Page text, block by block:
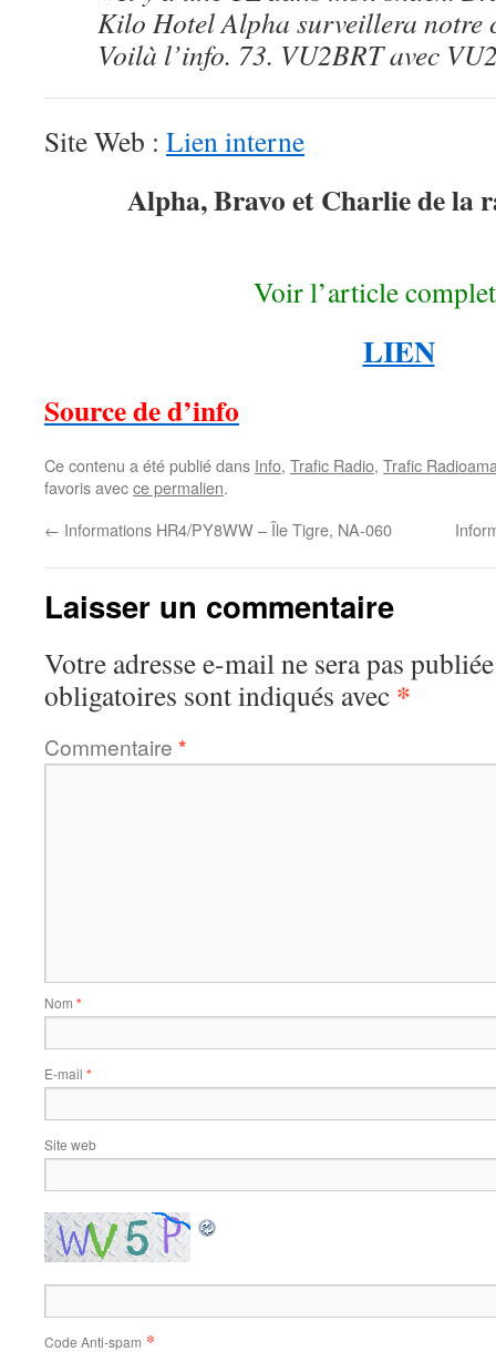
Kilo Hotel Alpha surveillera notre
Voilà l’info. 73. VU2BRT avec
Site Web : Lien interne
Alpha, Bravo et Charlie de la
Voir l’article
LIEN
Source de d’info
Ce contenu a été publié dans Info, Trafic Radio, Trafic
favoris avecce permalien.
← Informations HR4/PY8WW – Île Tigre, NA-060
Laisser un commentaire
Votre adresse e-mail ne sera pas
obligatoires sont indiqués avec *
Commentaire *
Nom *
E-mail *
Site web
Code Anti-spam *